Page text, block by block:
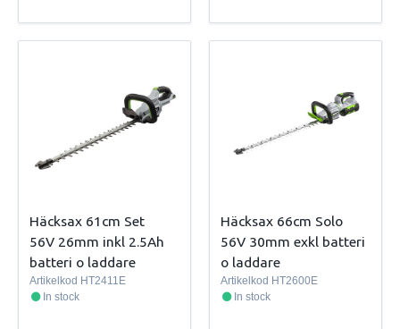
Häcksax 61cm Set
56V 26mm inkl 2.5Ah
batteri o laddare
Artikelkod HT2411E
In stock
Häcksax 66cm Solo
56V 30mm exkl batteri
o laddare
Artikelkod HT2600E
In stock